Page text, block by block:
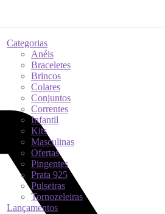
Categorias
Anéis
Braceletes
Brincos
Colares
Conjuntos
Correntes
Infantil
Kits
Masculinas
Ofertas
Pingentes
Prata 925
Pulseiras
Tornozeleiras
Lançamentos